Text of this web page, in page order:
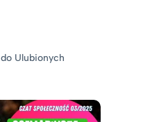
Ulubionych